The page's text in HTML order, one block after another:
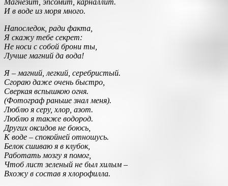
Магнезит, эпсомит, карналлит.
И в воде из моря много.
Напоследок, ради факта,
Я скажу тебе секрет:
Не носи с собой брони ты,
Лучше магний да вода!
Я – магний, легкий, серебристый.
Сгораю даже очень быстро,
Сверкая вспышкою огня.
(Фотограф раньше знал меня).
Люблю я серу, хлор, азот.
Люблю я также водород.
Других оксидов не боюсь,
К воде – спокойней отношусь.
Белок сшиваю я в клубок,
Работать мозгу я помог,
Чтоб лист зеленый не был хилым –
Вхожу в состав я хлорофилла.